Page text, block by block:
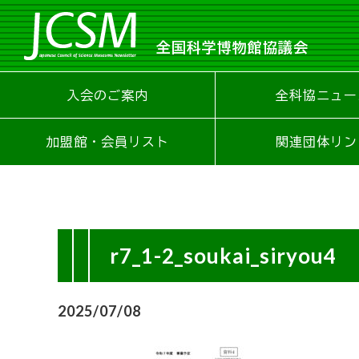
全国科学博物館協議会
入会のご案内 全科協ニュ
加盟館・会員リスト 関連団体リ
r7_1-2_soukai_siryou4
2025/07/08